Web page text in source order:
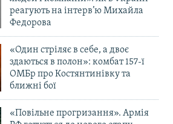
реагують на інтерв’ю Михайла
Федорова
«Один стріляє в себе, а двоє
здаються в полон»: комбат 157-ї
ОМБр про Костянтинівку та
ближні бої
«Повільне прогризання». Армія